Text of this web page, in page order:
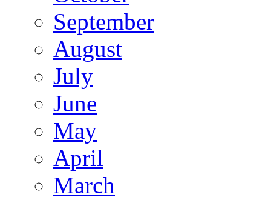
September
August
July
June
May
April
March